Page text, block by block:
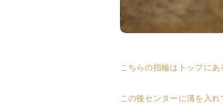
こちらの指輪はトップに
この後センターに溝を入